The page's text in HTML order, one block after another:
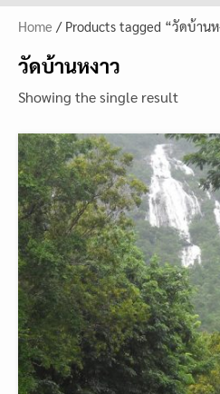
Home / Products tagged “วัดบ้านห
วัดบ้านหงาว
Showing the single result